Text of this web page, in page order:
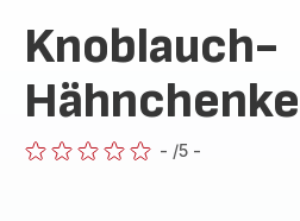
Knoblauch-
- /5 -